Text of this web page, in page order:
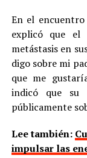
En el
explicó que el
metástasis en
digo sobre mi
que me
indicó que su
públicamente
Lee también:
impulsar las